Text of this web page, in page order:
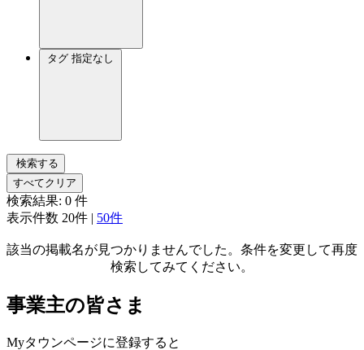
タグ 指定なし
検索する
すべてクリア
検索結果: 0 件
表示件数 20件 | 50件
該当の掲載名が見つかりませんでした。条件を変更して再度
検索してみてください。
事業主の皆さま
Myタウンページに登録すると